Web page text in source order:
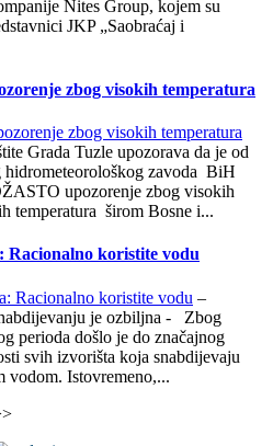
Nites Group, kojem su
JKP „Saobraćaj i
zbog visokih temperatura
Grada Tuzle upozorava da je od
hidrometeorološkog zavoda BiH
upozorenje zbog visokih
temperatura širom Bosne i...
Racionalno koristite vodu
–
je ozbiljna - Zbog
perioda došlo je do značajnog
svih izvorišta koja snabdijevaju
vodom. Istovremeno,...